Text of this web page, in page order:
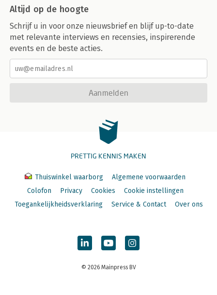
Altijd op de hoogte
Schrijf u in voor onze nieuwsbrief en blijf up-to-date
met relevante interviews en recensies, inspirerende
events en de beste acties.
Aanmelden
PRETTIG KENNIS MAKEN
Thuiswinkel waarborg
Algemene voorwaarden
Colofon
Privacy Cookies
Cookie instellingen
Toegankelijkheidsverklaring
Service & Contact Over ons
© 2026 Mainpress BV